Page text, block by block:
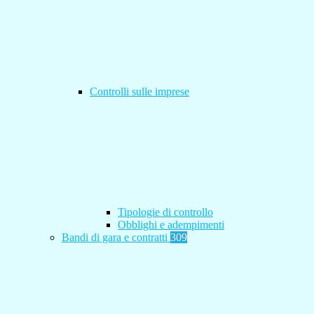
Controlli sulle imprese
Tipologie di controllo
Obblighi e adempimenti
Bandi di gara e contratti 309